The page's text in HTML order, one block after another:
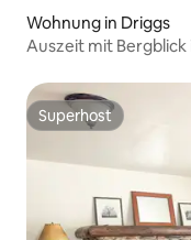
Wohnung in Driggs
Auszeit mit Bergblick
Superhost
Superhost